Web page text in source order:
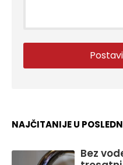
NAJČITANIJE U
Bez